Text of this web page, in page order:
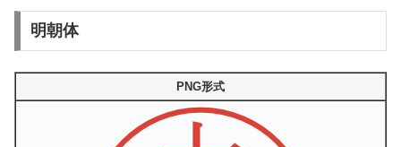
明朝体
PNG形式